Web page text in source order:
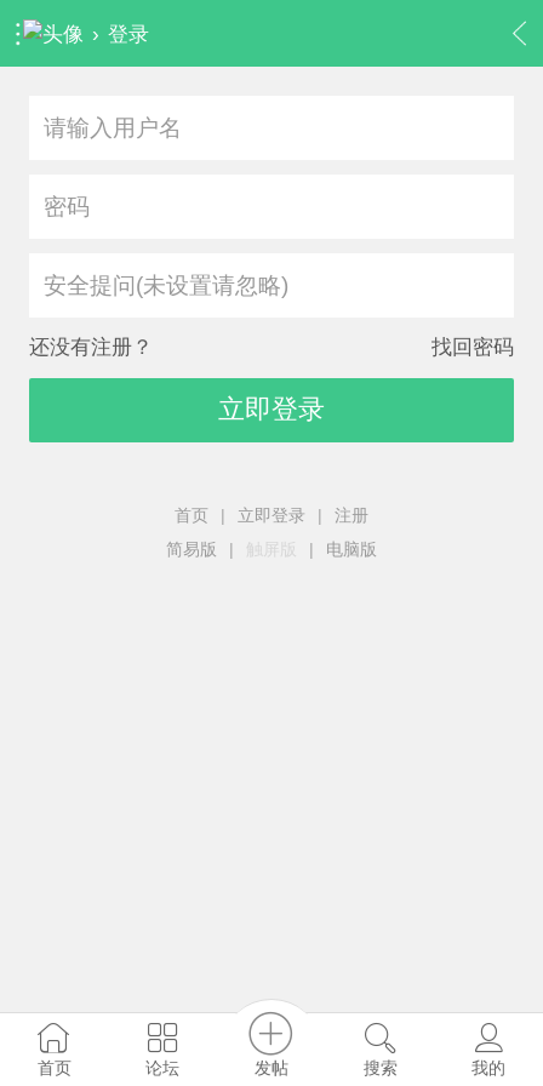
› 登录
安全提问(未设置请忽略)
还没有注册？ 找回密码
立即登录
首页 | 立即登录 |
注册
简易版
| 触屏版 | 电脑版
首页 论坛 发帖 搜索 我的